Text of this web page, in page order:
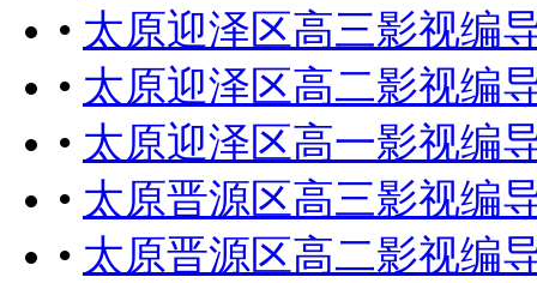
• 太原迎泽区高三影视编
• 太原迎泽区高二影视编
• 太原迎泽区高一影视编
• 太原晋源区高三影视编
• 太原晋源区高二影视编